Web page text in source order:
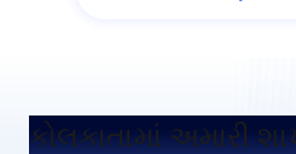
કોલકાતામાં અમારી